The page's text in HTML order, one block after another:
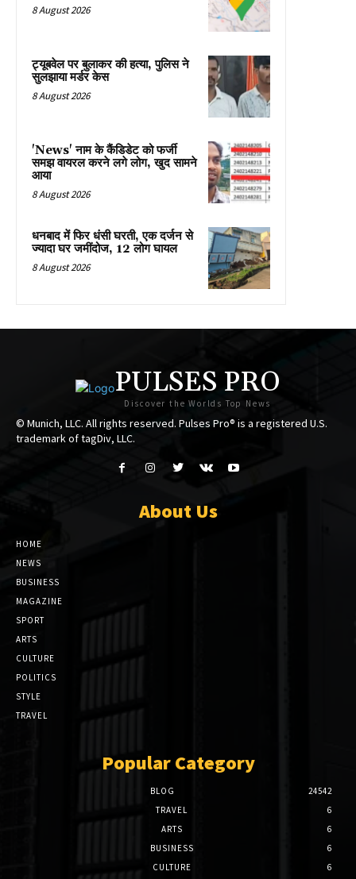
8 August 2026
ट्यूबवेल पर बुलाकर की हत्या, पुलिस ने
सुलझाया मर्डर केस
8 August 2026
'News' नाम के कैंडिडेट को फर्जी
समझ वायरल करने लगे लोग, खुद सामने
आया
8 August 2026
धनबाद में फिर धंसी घरती, एक दर्जन से
ज्यादा घर जमींदोज, 12 लोग घायल
8 August 2026
PULSES PRO
Discover the Worlds Top News
© Munich, LLC. All rights reserved. Pulses Pro® is a registered U.S.
trademark of tagDiv, LLC.
About Us
HOME
NEWS
BUSINESS
MAGAZINE
SPORT
ARTS
CULTURE
POLITICS
STYLE
TRAVEL
Popular Category
BLOG
24542
TRAVEL
6
ARTS
6
BUSINESS
6
CULTURE
6